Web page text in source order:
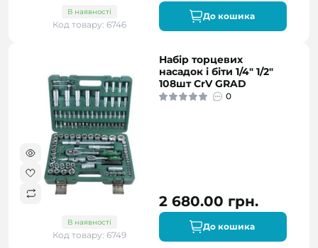
В наявності
Код товару: 6746
До кошика
В наявності
Код товару: 6749
Набір торцевих
насадок і біти 1/4" 1/2"
108шт CrV GRAD
0
2 680.00 грн.
До кошика